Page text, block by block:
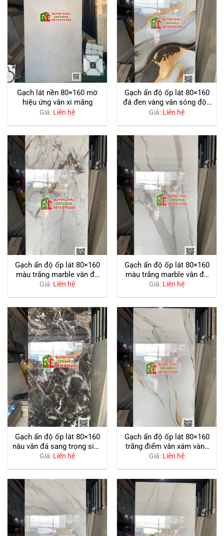
Gạch lát nền 80×160 mờ
hiệu ứng vân xi măng
Giá: Liên hệ
Gạch ấn độ ốp lát 80×160
đá đen vàng vân sóng độc
đáo siêu bóng
Giá: Liên hệ
Gạch ấn độ ốp lát 80×160
màu trắng marble vân đá
đậm bóng kiếng
Giá: Liên hệ
Gạch ấn độ ốp lát 80×160
màu trắng marble vân đá
đậm bóng kiếng
Giá: Liên hệ
Gạch ấn độ ốp lát 80×160
nâu vân đá sang trọng siêu
bóng
Giá: Liên hệ
Gạch ấn độ ốp lát 80×160
trắng điểm vân xám vàng
đẹp bóng kiếng
Giá: Liên hệ